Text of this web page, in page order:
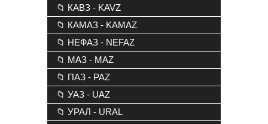
📁 КАВЗ - KAVZ
📁 КАМАЗ - KAMAZ
📁 НЕФАЗ - NEFAZ
📁 МАЗ - MAZ
📁 ПАЗ - PAZ
📁 УАЗ - UAZ
📁 УРАЛ - URAL